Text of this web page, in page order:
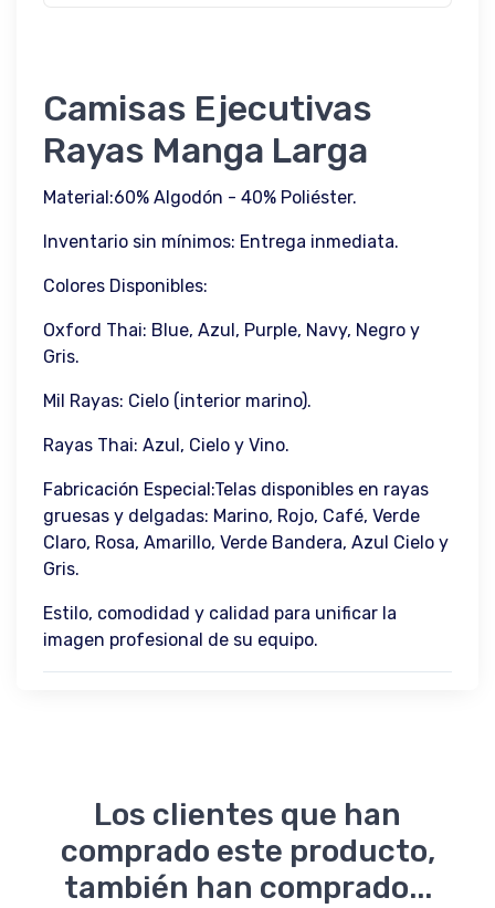
Camisas Ejecutivas
Rayas Manga Larga
Material:60% Algodón - 40% Poliéster.
Inventario sin mínimos: Entrega inmediata.
Colores Disponibles:
Oxford Thai: Blue, Azul, Purple, Navy, Negro y
Gris.
Mil Rayas: Cielo (interior marino).
Rayas Thai: Azul, Cielo y Vino.
Fabricación Especial:Telas disponibles en rayas
gruesas y delgadas: Marino, Rojo, Café, Verde
Claro, Rosa, Amarillo, Verde Bandera, Azul Cielo y
Gris.
Estilo, comodidad y calidad para unificar la
imagen profesional de su equipo.
Los clientes que han
comprado este producto,
también han comprado...